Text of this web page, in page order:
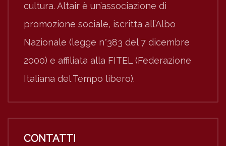
cultura. Altair è un’associazione di
promozione sociale, iscritta all’Albo
Nazionale (legge n°383 del 7 dicembre
2000) e affiliata alla FITEL (Federazione
Italiana del Tempo libero).
CONTATTI